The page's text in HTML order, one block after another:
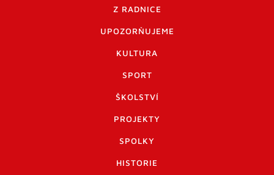
Z RADNICE
UPOZORŇUJEME
KULTURA
SPORT
ŠKOLSTVÍ
PROJEKTY
SPOLKY
HISTORIE